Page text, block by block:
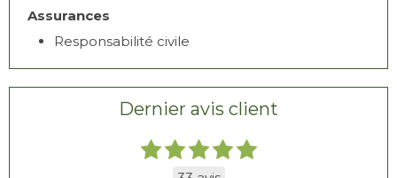
Assurances
Responsabilité civile
Dernier avis client